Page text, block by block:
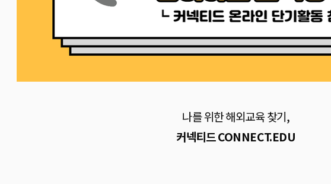
나를 위한 해외교육 찾기,
커넥티드 CONNECT.EDU